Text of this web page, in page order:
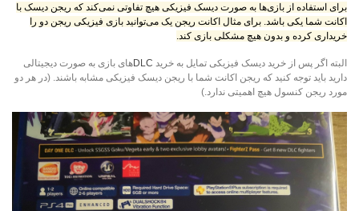
برای استفاده از بازی‌ها به صورت دیسک فیزیکی هیچ تفاوتی نمی‌کند که ریجن دیسک با
اکانت شما یکی باشد. برای مثال اکانت ریجن یک می‌توانید بازی فیزیکی ریجن دو را
خریداری کرده و بدون هیچ مشکلی بازی کند.
البته اگر پس از خرید دیسک فیزیکی تمایل به خرید DLC‌های بازی به صورت دیجیتالی
دارید باید توجه کنید که ریجن اکانت شما با ریجن دیسک فیزیکی مشابه باشند. (در هر دو
مورد ریجن کنسول هیچ اهمیتی ندارد.)